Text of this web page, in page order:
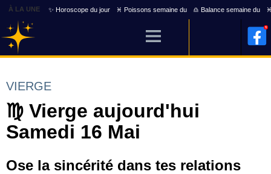
À LA UNE ✨ Horoscope du jour ♓ Poissons semaine du ♎ Balance semaine du
VIERGE
♍ Vierge aujourd'hui
Samedi 16 Mai
Ose la sincérité dans tes relations